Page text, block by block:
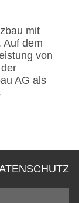
mit
Auf dem
von
AG als